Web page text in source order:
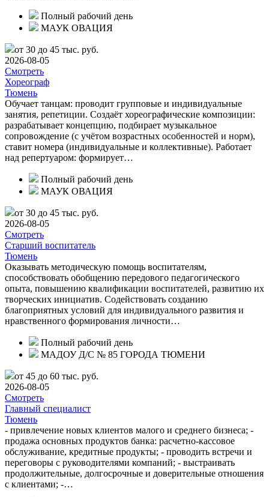
Полный рабочий день
МАУК ОВАЦИЯ
от 30 до 45 тыс. руб.
2026-08-05
Смотреть
Хореограф
Тюмень
Обучает танцам: проводит групповые и индивидуальные
занятия, репетиции. Создаёт хореографические композиции:
разрабатывает концепцию, подбирает музыкальное
сопровождение (с учётом возрастных особенностей и норм),
ставит номера (индивидуальные и коллективные). Работает
над репертуаром: формирует…
Полный рабочий день
МАУК ОВАЦИЯ
от 30 до 45 тыс. руб.
2026-08-05
Смотреть
Старший воспитатель
Тюмень
Оказывать методическую помощь воспитателям,
способствовать обобщению передового педагогического
опыта, повышению квалификации воспитателей, развитию их
творческих инициатив. Содействовать созданию
благоприятных условий для индивидуального развития и
нравственного формирования личности…
Полный рабочий день
МАДОУ Д/С № 85 ГОРОДА ТЮМЕНИ
от 45 до 60 тыс. руб.
2026-08-05
Смотреть
Главный специалист
Тюмень
- привлечение новых клиентов малого и среднего бизнеса; -
продажа основных продуктов банка: расчетно-кассовое
обслуживание, кредитные продукты; - проводить встречи и
переговоры с руководителями компаний; - выстраивать
продолжительные, долгосрочные и доверительные отношения
с клиентами; -…